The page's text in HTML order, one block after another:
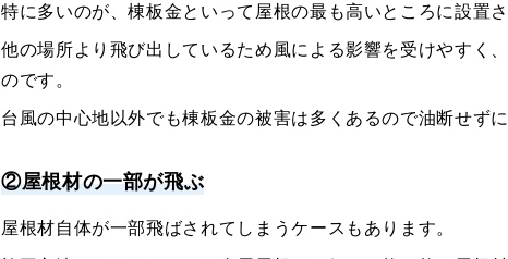
特に多いのが、棟板金といって屋根の最も高いところに設置
他の場所より飛び出しているため風による影響を受けやすく
のです。
台風の中心地以外でも棟板金の被害は多くあるので油断せず
②屋根材の一部が飛ぶ
屋根材自体が一部飛ばされてしまうケースもあります。